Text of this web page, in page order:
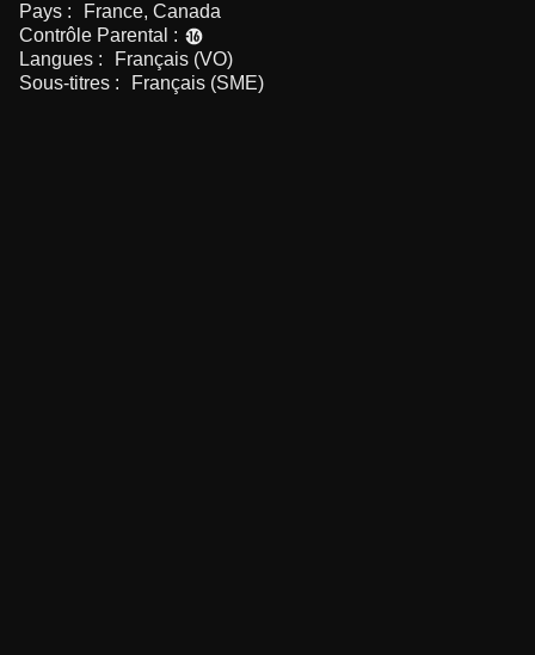
Pays :
France, Canada
Contrôle Parental :
Langues :
Français (VO)
Sous-titres :
Français (SME)